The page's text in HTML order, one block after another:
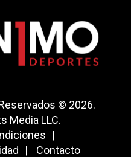
© 2026.
Media LLC.
Contacto